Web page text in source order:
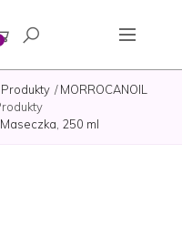
Produkty
MORROCANOIL
250 ml